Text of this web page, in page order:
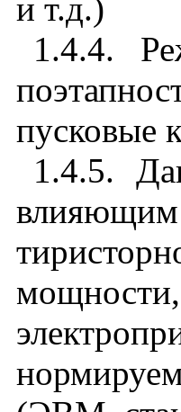
и т.д.)
1.4.4.
пусковые
1.4.5.
влияющим